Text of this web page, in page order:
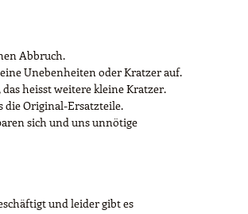
Abbruch.
Unebenheiten oder Kratzer auf.
heisst weitere kleine Kratzer.
die Original-Ersatzteile.
sich und uns unnötige
und leider gibt es